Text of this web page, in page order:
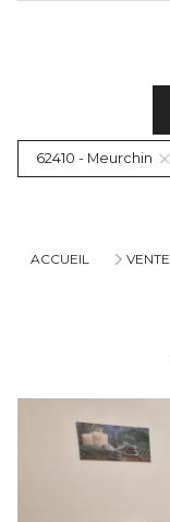
62410 - Meurchin
ACCUEIL VENTE